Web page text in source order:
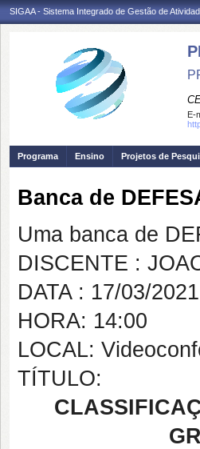
SIGAA - Sistema Integrado de Gestão de
E-
Programa Ensino Projetos de
Banca de
Uma banca de
DISCENTE :
DATA : 17/03/2021
HORA: 14:00
LOCAL:
TÍTULO: